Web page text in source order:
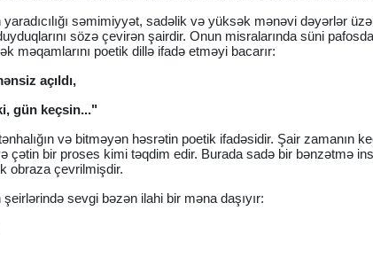
səmimiyyət, sadəlik və yüksək mənəvi dəyərlər
sözə çevirən şairdir. Onun misralarında süni
məqamlarını poetik dillə ifadə etməyi bacarır:
açıldı,
gün keçsin..."
və bitməyən həsrətin poetik ifadəsidir. Şair zamanın
çətin bir proses kimi təqdim edir. Burada sadə bir bənzətmə
obraza çevrilmişdir.
sevgi bəzən ilahi bir məna daşıyır: